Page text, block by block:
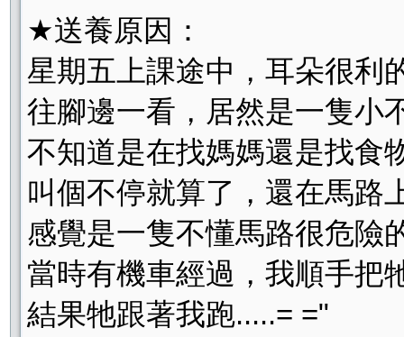
★送養原因：
星期五上課途中，耳朵很利
往腳邊一看，居然是一隻小
不知道是在找媽媽還是找食
叫個不停就算了，還在馬路
感覺是一隻不懂馬路很危險
當時有機車經過，我順手把
結果牠跟著我跑.....= ="